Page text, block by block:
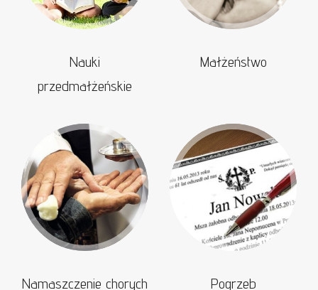
Nauki
przedmałżeńskie
Małżeństwo
Namaszczenie chorych Pogrzeb